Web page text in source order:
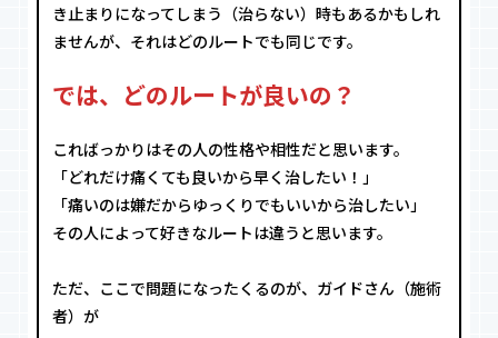
き止まりになってしまう（治らない）時もあるかもしれ
ませんが、それはどのルートでも同じです。
では、どのルートが良いの？
こればっかりはその人の性格や相性だと思います。
「どれだけ痛くても良いから早く治したい！」
「痛いのは嫌だからゆっくりでもいいから治したい」
その人によって好きなルートは違うと思います。
ただ、ここで問題になったくるのが、ガイドさん（施術
者）が